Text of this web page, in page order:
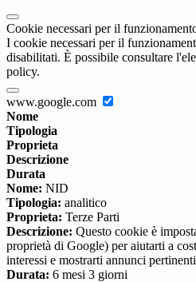
Cookie necessari per il
I cookie necessari per il
disabilitati. È possibile consultare
policy.
www.google.com
Nome
Tipologia
Proprieta
Descrizione
Durata
Nome: NID
Tipologia: analitico
Proprieta: Terze Parti
Descrizione: Questo cookie è
proprietà di Google) per aiutarti a
interessi e mostrarti annunci
Durata: 6 mesi 3 giorni